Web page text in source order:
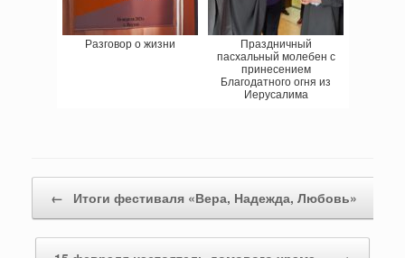
Разговор о жизни
Праздничный
пасхальный молебен с
принесением
Благодатного огня из
Иерусалима
← Итоги фестиваля «Вера, Надежда, Любовь»